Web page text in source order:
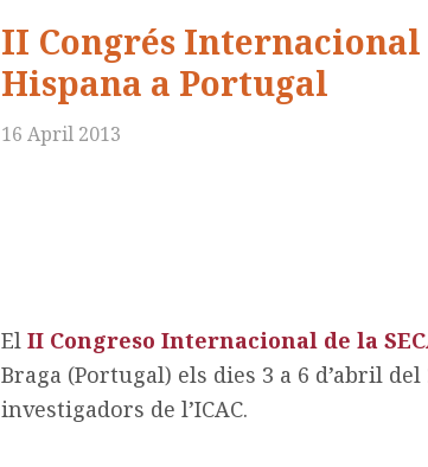
II Congrés Internacional
Hispana a Portugal
16 April 2013
El II Congreso Internacional de la
Braga (Portugal) els dies 3 a 6 d’abril
investigadors de l’ICAC.